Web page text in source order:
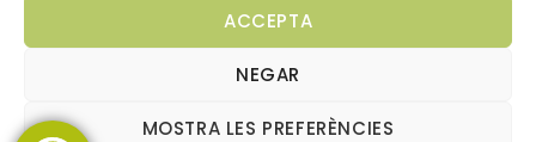
ACCEPTA
NEGAR
MOSTRA LES PREFERÈNCIES
Arantxaengancha